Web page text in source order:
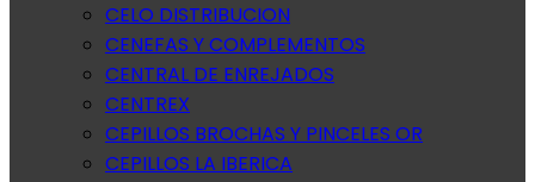
CELO DISTRIBUCION
CENEFAS Y COMPLEMENTOS
CENTRAL DE ENREJADOS
CENTREX
CEPILLOS BROCHAS Y PINCELES OR
CEPILLOS LA IBERICA